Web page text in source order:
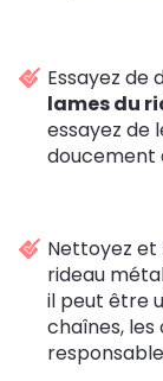
Essayez de
lames du
essayez de
doucement
Nettoyez et
rideau
il peut être
chaînes, les